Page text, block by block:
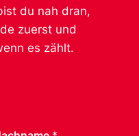
du nah dran,
zuerst und
es zählt.